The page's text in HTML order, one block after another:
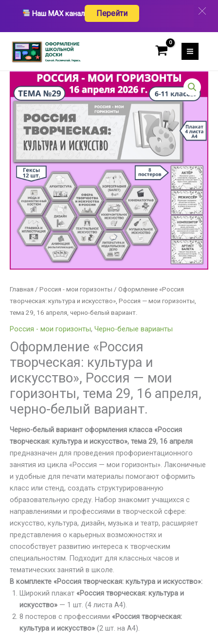
Наш MAX канал Перейти
Главная / Россия - мои горизонты / Оформление «Россия
творческая: культура и искусство», Россия — мои горизонты,
тема 29, 16 апреля, черно-белый вариант.
Россия - мои горизонты, Черно-белые варианты
Оформление «Россия
творческая: культура и
искусство», Россия — мои
горизонты, тема 29, 16 апреля,
черно-белый вариант.
Черно-белый вариант оформления класса «Россия
творческая: культура и искусство», тема 29, 16 апреля
предназначен для проведения профориентационного
занятия из цикла «Россия — мои горизонты». Лаконичные
и удобные для печати материалы помогают оформить
класс или стенд, создать структурированную
образовательную среду. Набор знакомит учащихся с
направлениями и профессиями в творческой сфере:
искусство, культура, дизайн, музыка и театр, расширяет
представления о карьерных возможностях и
способствует развитию интереса к творческим
специальностям. Подходит для классных часов и
тематических занятий в школе.
В комплекте «Россия творческая: культура и искусство»:
Широкий плакат «Россия творческая: культура и
искусство» — 1 шт. (4 листа А4).
8 постеров с профессиями «Россия творческая:
культура и искусство» (2 шт. на А4).
Количество
товара
Оформление
«Россия
творческая:
культура
искусство»,
Россия
мои
горизонты,
тема
29,
вариант.
«Россия
культура
искусство»,
Россия
мои
горизонты,
тема
29,
апреля,
черно-
белый
вариант.